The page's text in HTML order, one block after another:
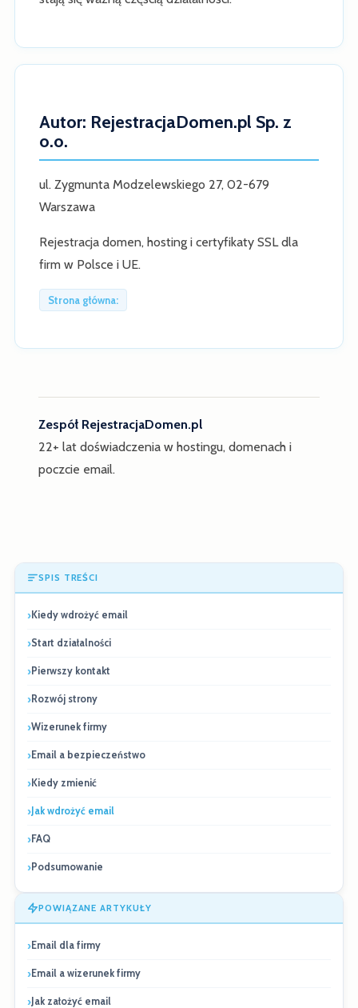
Autor: RejestracjaDomen.pl Sp. z
o.o.
ul. Zygmunta Modzelewskiego 27, 02-679
Warszawa
Rejestracja domen, hosting i certyfikaty SSL dla
firm w Polsce i UE.
Strona główna:
Zespół RejestracjaDomen.pl
22+ lat doświadczenia w hostingu, domenach i
poczcie email.
SPIS TREŚCI
Kiedy wdrożyć email
Start działalności
Pierwszy kontakt
Rozwój strony
Wizerunek firmy
Email a bezpieczeństwo
Kiedy zmienić
Jak wdrożyć email
FAQ
Podsumowanie
POWIĄZANE ARTYKUŁY
Email dla firmy
Email a wizerunek firmy
Jak założyć email